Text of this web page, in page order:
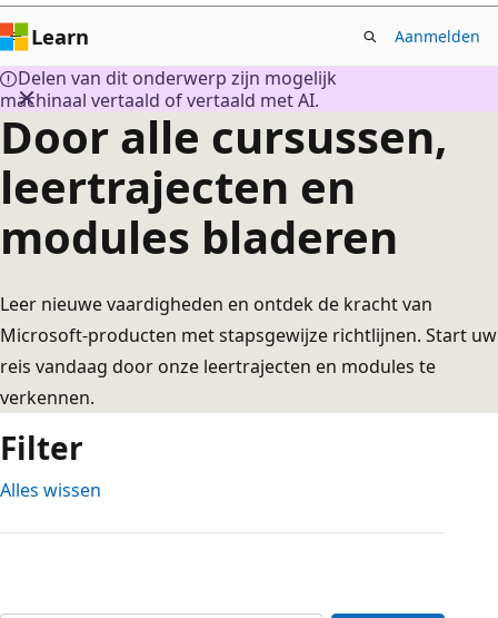
Learn Aanmelden
Delen van dit onderwerp zijn mogelijk
machinaal vertaald of vertaald met AI.
Door alle cursussen,
leertrajecten en
modules bladeren
Leer nieuwe vaardigheden en ontdek de kracht van
Microsoft-producten met stapsgewijze richtlijnen. Start uw
reis vandaag door onze leertrajecten en modules te
verkennen.
Filter
Alles wissen